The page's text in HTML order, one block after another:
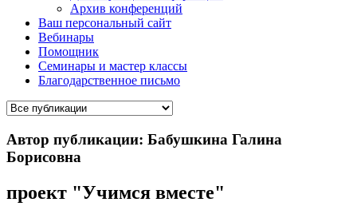
Архив конференций
Ваш персональный сайт
Вебинары
Помощник
Семинары и мастер классы
Благодарственное письмо
Автор публикации: Бабушкина Галина
Борисовна
проект "Учимся вместе"